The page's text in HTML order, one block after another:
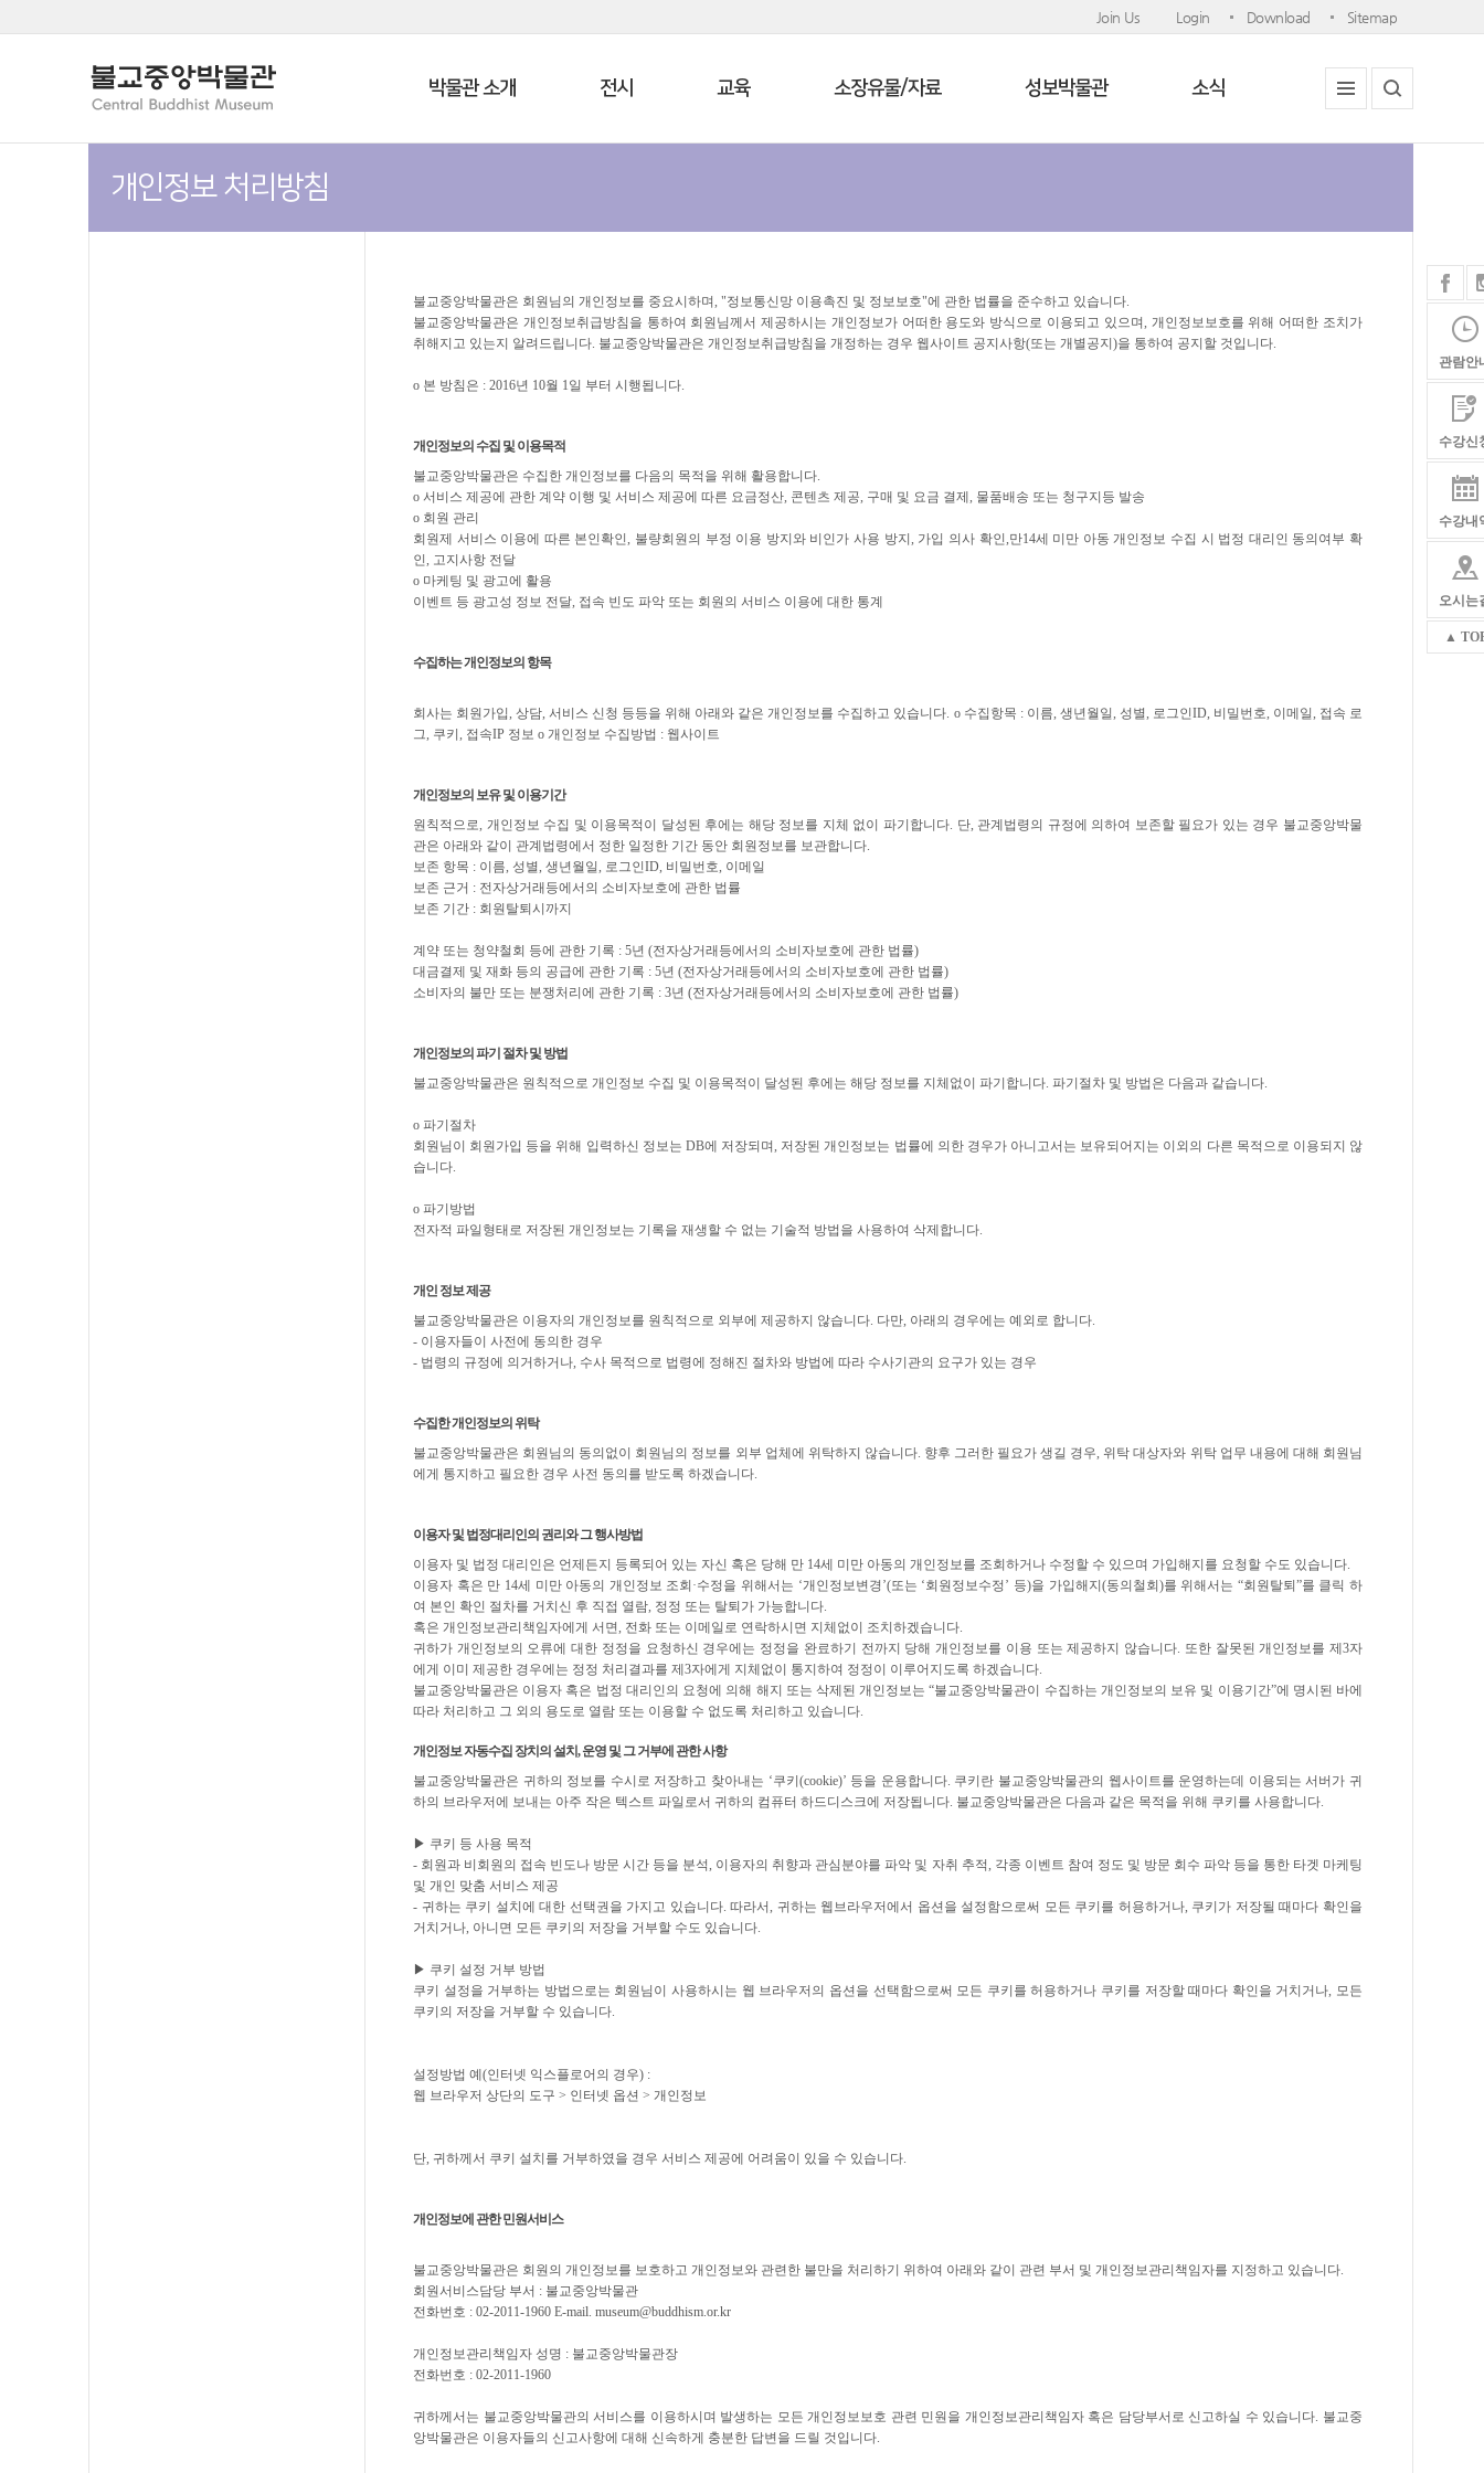
Join Us Login Download Sitemap
박물관 소개 전시 교육 소장유물/자료 성보박물관 소식
개인정보 처리방침
불교중앙박물관은 회원님의 개인정보를 중요시하며, "정보통신망 이용촉진 및 정보보호"에 관한 법률을 준수하고 있습니다.
불교중앙박물관은 개인정보취급방침을 통하여 회원님께서 제공하시는 개인정보가 어떠한 용도와 방식으로 이용되고 있으며, 개인정보보호를 위해 어떠한 조치가
취해지고 있는지 알려드립니다. 불교중앙박물관은 개인정보취급방침을 개정하는 경우 웹사이트 공지사항(또는 개별공지)을 통하여 공지할 것입니다.
ο 본 방침은 : 2016년 10월 1일 부터 시행됩니다.
개인정보의 수집 및 이용목적
불교중앙박물관은 수집한 개인정보를 다음의 목적을 위해 활용합니다.
ο 서비스 제공에 관한 계약 이행 및 서비스 제공에 따른 요금정산, 콘텐츠 제공, 구매 및 요금 결제, 물품배송 또는 청구지등 발송
ο 회원 관리
회원제 서비스 이용에 따른 본인확인, 불량회원의 부정 이용 방지와 비인가 사용 방지, 가입 의사 확인,만14세 미만 아동 개인정보 수집 시 법정 대리인 동의여부 확
인, 고지사항 전달
ο 마케팅 및 광고에 활용
이벤트 등 광고성 정보 전달, 접속 빈도 파악 또는 회원의 서비스 이용에 대한 통계
수집하는 개인정보의 항목
회사는 회원가입, 상담, 서비스 신청 등등을 위해 아래와 같은 개인정보를 수집하고 있습니다. ο 수집항목 : 이름, 생년월일, 성별, 로그인ID, 비밀번호, 이메일, 접속 로
그, 쿠키, 접속IP 정보 ο 개인정보 수집방법 : 웹사이트
개인정보의 보유 및 이용기간
원칙적으로, 개인정보 수집 및 이용목적이 달성된 후에는 해당 정보를 지체 없이 파기합니다. 단, 관계법령의 규정에 의하여 보존할 필요가 있는 경우 불교중앙박물
관은 아래와 같이 관계법령에서 정한 일정한 기간 동안 회원정보를 보관합니다.
보존 항목 : 이름, 성별, 생년월일, 로그인ID, 비밀번호, 이메일
보존 근거 : 전자상거래등에서의 소비자보호에 관한 법률
보존 기간 : 회원탈퇴시까지
계약 또는 청약철회 등에 관한 기록 : 5년 (전자상거래등에서의 소비자보호에 관한 법률)
대금결제 및 재화 등의 공급에 관한 기록 : 5년 (전자상거래등에서의 소비자보호에 관한 법률)
소비자의 불만 또는 분쟁처리에 관한 기록 : 3년 (전자상거래등에서의 소비자보호에 관한 법률)
개인정보의 파기 절차 및 방법
불교중앙박물관은 원칙적으로 개인정보 수집 및 이용목적이 달성된 후에는 해당 정보를 지체없이 파기합니다. 파기절차 및 방법은 다음과 같습니다.
ο 파기절차
회원님이 회원가입 등을 위해 입력하신 정보는 DB에 저장되며, 저장된 개인정보는 법률에 의한 경우가 아니고서는 보유되어지는 이외의 다른 목적으로 이용되지 않
습니다.
ο 파기방법
전자적 파일형태로 저장된 개인정보는 기록을 재생할 수 없는 기술적 방법을 사용하여 삭제합니다.
개인 정보 제공
불교중앙박물관은 이용자의 개인정보를 원칙적으로 외부에 제공하지 않습니다. 다만, 아래의 경우에는 예외로 합니다.
- 이용자들이 사전에 동의한 경우
- 법령의 규정에 의거하거나, 수사 목적으로 법령에 정해진 절차와 방법에 따라 수사기관의 요구가 있는 경우
수집한 개인정보의 위탁
불교중앙박물관은 회원님의 동의없이 회원님의 정보를 외부 업체에 위탁하지 않습니다. 향후 그러한 필요가 생길 경우, 위탁 대상자와 위탁 업무 내용에 대해 회원님
에게 통지하고 필요한 경우 사전 동의를 받도록 하겠습니다.
이용자 및 법정대리인의 권리와 그 행사방법
이용자 및 법정 대리인은 언제든지 등록되어 있는 자신 혹은 당해 만 14세 미만 아동의 개인정보를 조회하거나 수정할 수 있으며 가입해지를 요청할 수도 있습니다.
이용자 혹은 만 14세 미만 아동의 개인정보 조회·수정을 위해서는 ‘개인정보변경’(또는 ‘회원정보수정’ 등)을 가입해지(동의철회)를 위해서는 “회원탈퇴”를 클릭 하
여 본인 확인 절차를 거치신 후 직접 열람, 정정 또는 탈퇴가 가능합니다.
혹은 개인정보관리책임자에게 서면, 전화 또는 이메일로 연락하시면 지체없이 조치하겠습니다.
귀하가 개인정보의 오류에 대한 정정을 요청하신 경우에는 정정을 완료하기 전까지 당해 개인정보를 이용 또는 제공하지 않습니다. 또한 잘못된 개인정보를 제3자
에게 이미 제공한 경우에는 정정 처리결과를 제3자에게 지체없이 통지하여 정정이 이루어지도록 하겠습니다.
불교중앙박물관은 이용자 혹은 법정 대리인의 요청에 의해 해지 또는 삭제된 개인정보는 “불교중앙박물관이 수집하는 개인정보의 보유 및 이용기간”에 명시된 바에
따라 처리하고 그 외의 용도로 열람 또는 이용할 수 없도록 처리하고 있습니다.
개인정보 자동수집 장치의 설치, 운영 및 그 거부에 관한 사항
불교중앙박물관은 귀하의 정보를 수시로 저장하고 찾아내는 ‘쿠키(cookie)’ 등을 운용합니다. 쿠키란 불교중앙박물관의 웹사이트를 운영하는데 이용되는 서버가 귀
하의 브라우저에 보내는 아주 작은 텍스트 파일로서 귀하의 컴퓨터 하드디스크에 저장됩니다. 불교중앙박물관은 다음과 같은 목적을 위해 쿠키를 사용합니다.
▶ 쿠키 등 사용 목적
- 회원과 비회원의 접속 빈도나 방문 시간 등을 분석, 이용자의 취향과 관심분야를 파악 및 자취 추적, 각종 이벤트 참여 정도 및 방문 회수 파악 등을 통한 타겟 마케팅
및 개인 맞춤 서비스 제공
- 귀하는 쿠키 설치에 대한 선택권을 가지고 있습니다. 따라서, 귀하는 웹브라우저에서 옵션을 설정함으로써 모든 쿠키를 허용하거나, 쿠키가 저장될 때마다 확인을
거치거나, 아니면 모든 쿠키의 저장을 거부할 수도 있습니다.
▶ 쿠키 설정 거부 방법
쿠키 설정을 거부하는 방법으로는 회원님이 사용하시는 웹 브라우저의 옵션을 선택함으로써 모든 쿠키를 허용하거나 쿠키를 저장할 때마다 확인을 거치거나, 모든
쿠키의 저장을 거부할 수 있습니다.
설정방법 예(인터넷 익스플로어의 경우) :
웹 브라우저 상단의 도구 > 인터넷 옵션 > 개인정보
단, 귀하께서 쿠키 설치를 거부하였을 경우 서비스 제공에 어려움이 있을 수 있습니다.
개인정보에 관한 민원서비스
불교중앙박물관은 회원의 개인정보를 보호하고 개인정보와 관련한 불만을 처리하기 위하여 아래와 같이 관련 부서 및 개인정보관리책임자를 지정하고 있습니다.
회원서비스담당 부서 : 불교중앙박물관
전화번호 : 02-2011-1960 E-mail. museum@buddhism.or.kr
개인정보관리책임자 성명 : 불교중앙박물관장
전화번호 : 02-2011-1960
귀하께서는 불교중앙박물관의 서비스를 이용하시며 발생하는 모든 개인정보보호 관련 민원을 개인정보관리책임자 혹은 담당부서로 신고하실 수 있습니다. 불교중
앙박물관은 이용자들의 신고사항에 대해 신속하게 충분한 답변을 드릴 것입니다.
관람안
수강신
수강내
오시는
▲